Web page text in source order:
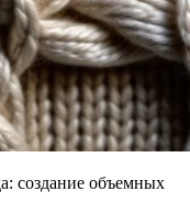
создание объемных